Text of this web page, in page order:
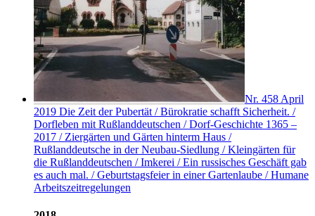
Nr. 458 April
2019 Die Zeit der Pubertät / Bürokratie schafft Sicherheit. /
Dorfleben mit Rußlanddeutschen / Dorf-Geschichte 1365 –
2017 / Ziergärten und Gärten hinterm Haus /
Rußlanddeutsche in der Neubau-Siedlung / Kleingärten für
die Rußlanddeutschen / Imkerei / Ein russisches Geschäft gab
es auch mal. / Geburtstagsfeier in einer Gartenlaube / Humane
Arbeitszeitregelungen